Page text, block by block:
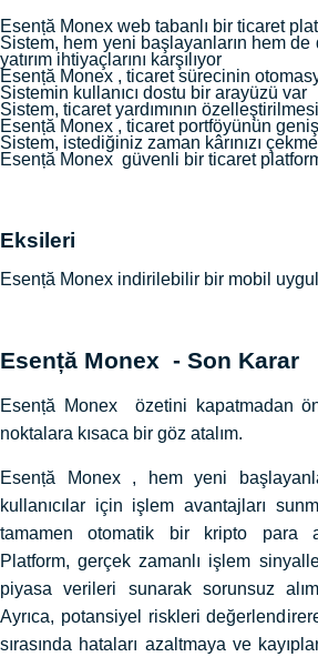
Esență Monex web tabanlı bir ticaret
Sistem, hem yeni başlayanların hem de
yatırım ihtiyaçlarını karşılıyor
Esență Monex , ticaret sürecinin
Sistemin kullanıcı dostu bir arayüzü var
Sistem, ticaret yardımının
Esență Monex , ticaret portföyünün
Sistem, istediğiniz zaman kârınızı
Esență Monex güvenli bir ticaret
Eksileri
Esență Monex indirilebilir bir mobil
Esență Monex - Son Karar
Esență Monex özetini kapatmadan
noktalara kısaca bir göz atalım.
Esență Monex , hem yeni
kullanıcılar için işlem avantajları
tamamen otomatik bir kripto para
Platform, gerçek zamanlı işlem
piyasa verileri sunarak sorunsuz
Ayrıca, potansiyel riskleri
sırasında hataları azaltmaya ve